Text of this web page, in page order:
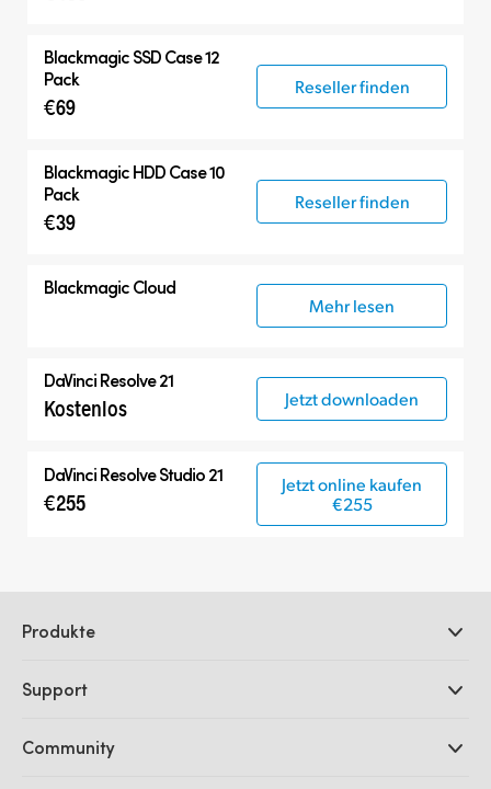
Blackmagic SSD Case 12
Pack
€69
Reseller finden
Blackmagic HDD Case 10
Pack
€39
Reseller finden
Blackmagic Cloud
Mehr lesen
DaVinci Resolve 21
Kostenlos Jetzt downloaden
DaVinci Resolve Studio 21
€255
Jetzt online kaufen
€255
Produkte
DaVinci Resolve und Fusion Software
Ultimatte
Support
Support-Center
Community